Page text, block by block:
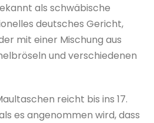
als schwäbische
deutsches Gericht,
mit einer Mischung aus
und verschiedenen
reicht bis ins 17.
es angenommen wird, dass